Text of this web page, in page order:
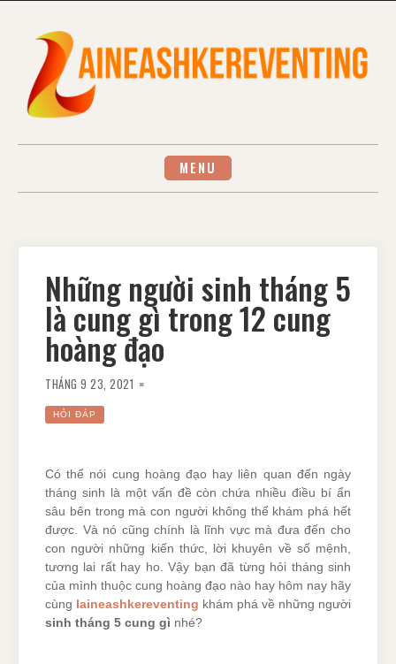
MENU
Những người sinh tháng 5
là cung gì trong 12 cung
hoàng đạo
THÁNG 9 23, 2021
HỎI ĐÁP
Có thể nói cung hoàng đạo hay liên quan đến ngày
tháng sinh là một vấn đề còn chứa nhiều điều bí ẩn
sâu bên trong mà con người không thể khám phá hết
được. Và nó cũng chính là lĩnh vực mà đưa đến cho
con người những kiến thức, lời khuyên về số mệnh,
tương lai rất hay ho. Vậy bạn đã từng hỏi tháng sinh
của mình thuộc cung hoàng đạo nào hay hôm nay hãy
cùng laineashkereventing khám phá về những người
sinh tháng 5 cung gì nhé?